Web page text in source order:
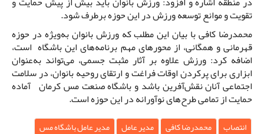
تقویت و موانع توسعه ورزش در این حوزه برطرف شود.
محمدرضا کافی با بیان این مطلب که ورزش بانوان به‌ویژه در حوزه
قهرمانی و همگانی، از محورهای مهم برنامه‌های این باشگاه است،
اضافه کرد: ورزش علاوه بر آثار مثبت جسمی، می‌تواند به‌عنوان
ابزاری برای پرکردن اوقات فراغت و ارتقای روحیه بانوان، در سلامت
اجتماعی آنان نقش‌آفرین باشد و باشگاه صنعت مس کرمان آماده
حمایت از تمامی طرح‌های نوآورانه در این حوزه است.
انتصاب محمدرضا کافی مدیر عامل مدیر عامل باشگاه مس